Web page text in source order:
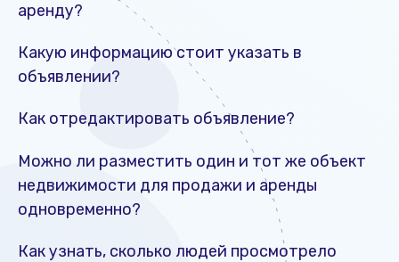
аренду?
Какую информацию стоит указать в
объявлении?
Как отредактировать объявление?
Можно ли разместить один и тот же объект
недвижимости для продажи и аренды
одновременно?
Как узнать, сколько людей просмотрело